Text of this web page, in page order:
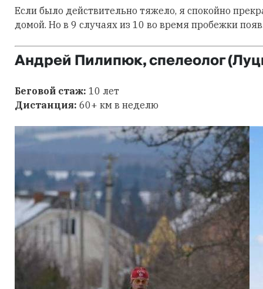
Если было действительно тяжело, я спокойно
домой. Но в 9 случаях из 10 во время пробежки
Андрей Пилипюк, спелеолог
Беговой стаж: 10 лет
Дистанция: 60+ км в неделю